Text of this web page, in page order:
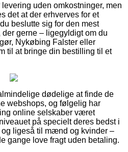
uden omkostninger, men
det at der erhverves for et
beslutte sig for den mest
der gerne – ligegyldigt om du
Nykøbing Falster eller
til at bringe din bestilling til et
dødelige at finde de
webshops, og følgelig har
online selskaber været
på specielt deres bedst i
og ligeså til mænd og kvinder –
gange love fragt uden betaling.